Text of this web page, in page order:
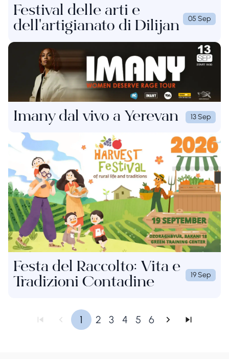
Festival delle arti e
dell'artigianato di Dilijan
05 Sep
Imany dal vivo a Yerevan 13 Sep
Festa del Raccolto: Vita e
Tradizioni Contadine
19 Sep
1 2 3 4 5 6